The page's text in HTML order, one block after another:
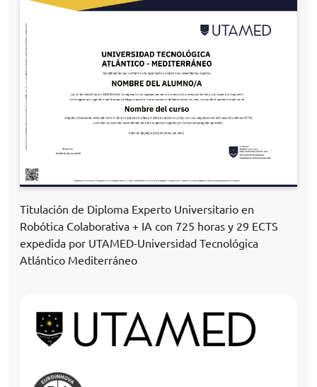
Titulación de Diploma Experto Universitario en
Robótica Colaborativa + IA con 725 horas y 29 ECTS
expedida por UTAMED-Universidad Tecnológica
Atlántico Mediterráneo